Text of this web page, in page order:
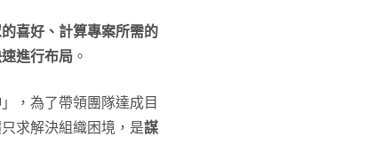
喜好、計算專案所需的
進行布局 。
，為了帶領團隊達成目
求解決組織困境，是謀